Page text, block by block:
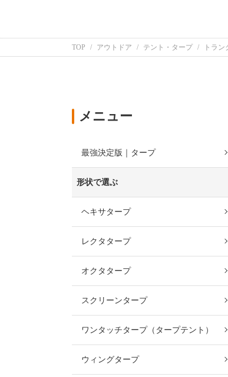
TOP アウトドア テント・タープ トラ
メニュー
最強決定版｜タープ
形状で選ぶ
ヘキサタープ
レクタタープ
オクタタープ
スクリーンタープ
ワンタッチタープ（タープテント）
ウィングタープ